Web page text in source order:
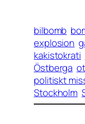
bilbomb
explosion
kakistokrati
Östberga
politiskt
Stockholm